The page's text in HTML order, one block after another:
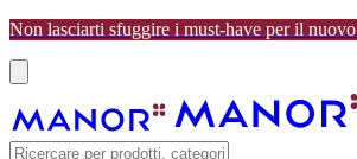
Non lasciarti sfuggire i must-have per il